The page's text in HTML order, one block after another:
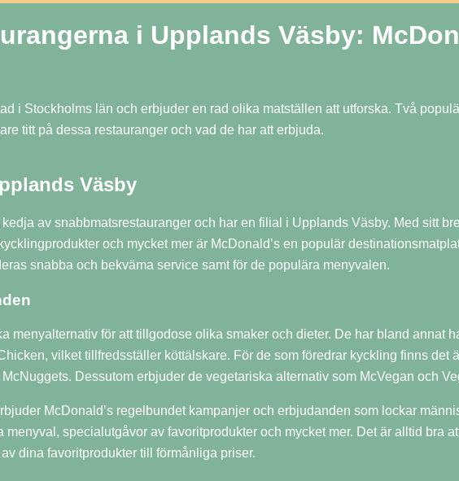
i Upplands Väsby:
i Stockholms län och erbjuder en rad olika matställen att utforska. Två
titt på dessa restauranger och vad de har att erbjuda.
Väsby
kedja av snabbmatsrestauranger och har en filial i Upplands Väsby. Med sitt
och mycket mer är McDonald’s en populär
snabba och bekväma service samt för de populära menyvalen.
menyalternativ för att tillgodose olika smaker och dieter. De har bland annat
vilket tillfredsställer köttälskare. För de som föredrar kyckling finns det
Dessutom erbjuder de vegetariska alternativ som McVegan och
McDonald’s regelbundet kampanjer och erbjudanden som lockar
menyval, specialutgåvor av favoritprodukter och mycket mer. Det är alltid bra
dina favoritprodukter till förmånliga priser.